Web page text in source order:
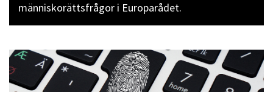
människorättsfrågor i Europarådet.